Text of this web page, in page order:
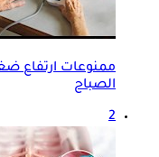
الصباح
2